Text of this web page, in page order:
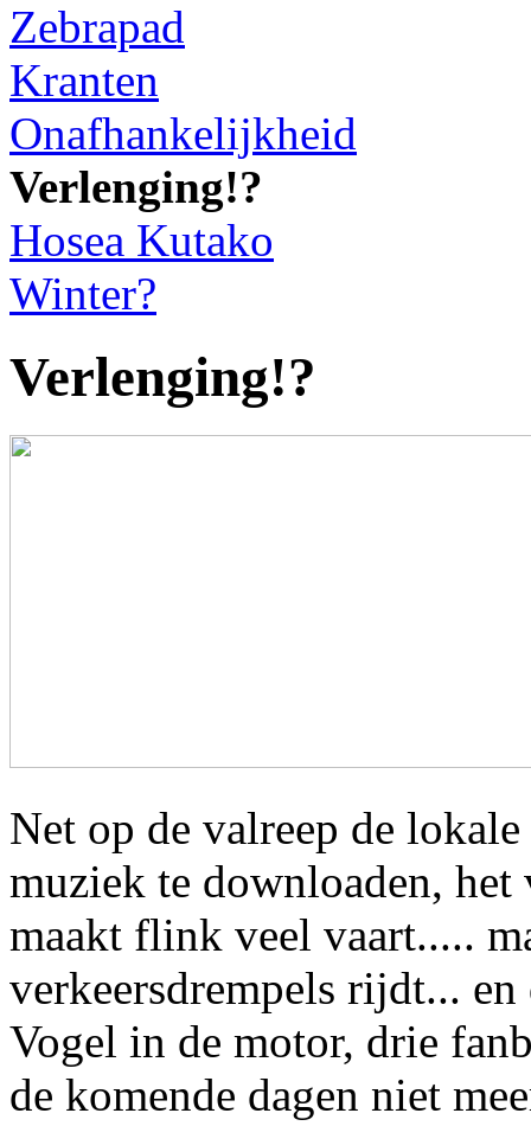
Zebrapad
Kranten
Onafhankelijkheid
Verlenging!?
Hosea Kutako
Winter?
Verlenging!?
Net op de valreep de
muziek te downloaden,
maakt flink veel vaart.....
verkeersdrempels rijdt...
Vogel in de motor, drie
de komende dagen niet